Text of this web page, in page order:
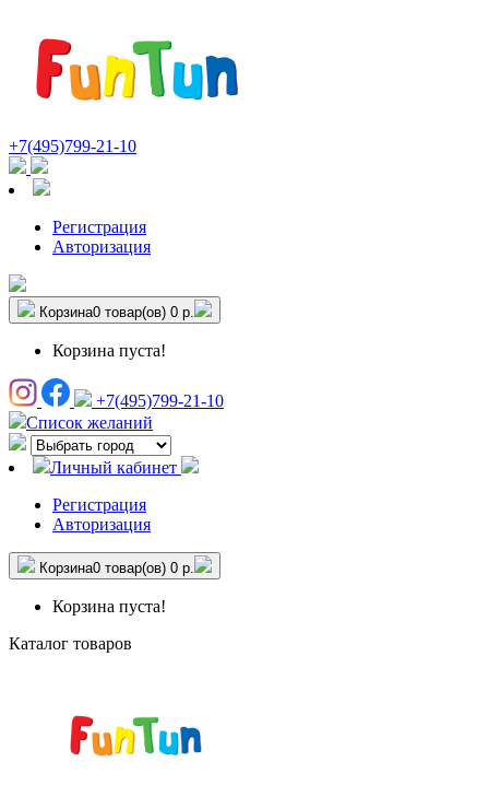
+7(495)799-21-10
Регистрация
Авторизация
Корзина0 товар(ов) 0 р.
Корзина пуста!
+7(495)799-21-10
Список желаний
Личный кабинет
Регистрация
Авторизация
Корзина0 товар(ов) 0 р.
Корзина пуста!
Каталог товаров